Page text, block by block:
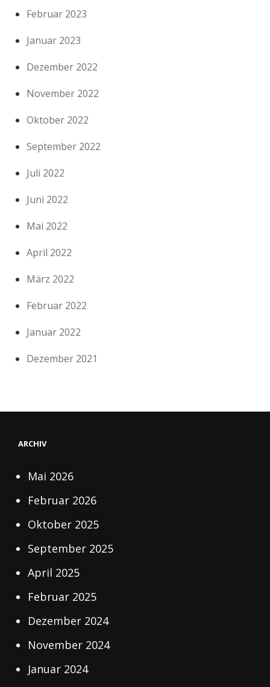
Februar 2023
Januar 2023
Dezember 2022
November 2022
Oktober 2022
September 2022
Juli 2022
Juni 2022
Mai 2022
April 2022
März 2022
Februar 2022
Januar 2022
Dezember 2021
ARCHIV
Mai 2026
Februar 2026
Oktober 2025
September 2025
April 2025
Februar 2025
Dezember 2024
November 2024
Januar 2024